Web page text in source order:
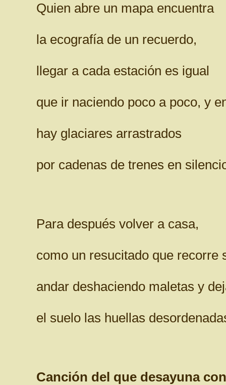
Quien abre un mapa encuentra
la ecografía de un recuerdo,
llegar a cada estación es igual
que ir naciendo poco a poco, y
hay glaciares arrastrados
por cadenas de trenes en
Para después volver a casa,
como un resucitado que recorre
andar deshaciendo maletas y
el suelo las huellas
Canción del que desayuna